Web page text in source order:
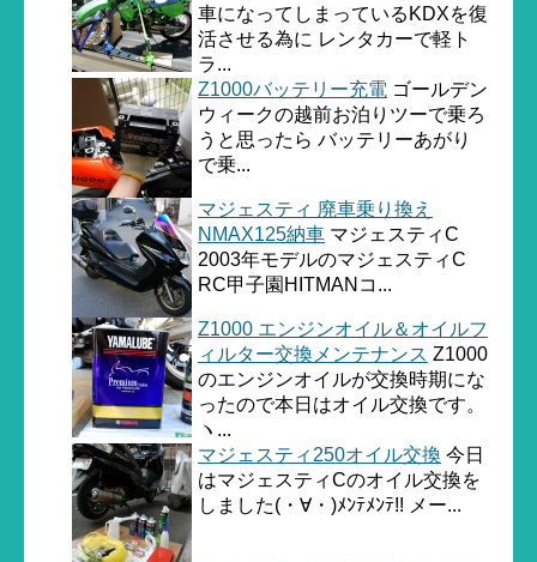
車になってしまっているKDXを復
活させる為に レンタカーで軽ト
ラ...
Z1000バッテリー充電 ゴールデン
ウィークの越前お泊りツーで乗ろ
うと思ったら バッテリーあがり
で乗...
マジェスティ 廃車乗り換え
NMAX125納車 マジェスティC
2003年モデルのマジェスティC
RC甲子園HITMANコ...
Z1000 エンジンオイル＆オイルフ
ィルター交換メンテナンス Z1000
のエンジンオイルが交換時期にな
ったので本日はオイル交換です。
ヽ...
マジェスティ250オイル交換 今日
はマジェスティCのオイル交換を
しました(・∀・)ﾒﾝﾃﾒﾝﾃ!! メー...